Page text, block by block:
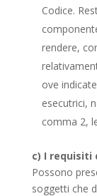
Codice.
rendere,
ove
esecutrici,
comma 2,
c) I requisiti
Possono
soggetti che